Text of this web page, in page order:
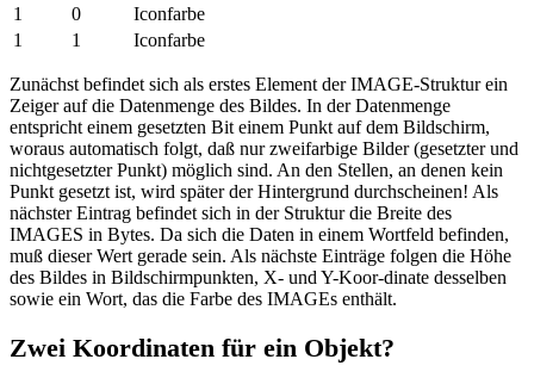
1
0
Iconfarbe
1
1 Iconfarbe
Zunächst befindet sich als erstes Element der IMAGE-Struktur ein
Zeiger auf die Datenmenge des Bildes. In der Datenmenge
entspricht einem gesetzten Bit einem Punkt auf dem Bildschirm,
woraus automatisch folgt, daß nur zweifarbige Bilder (gesetzter und
nichtgesetzter Punkt) möglich sind. An den Stellen, an denen kein
Punkt gesetzt ist, wird später der Hintergrund durchscheinen! Als
nächster Eintrag befindet sich in der Struktur die Breite des
IMAGES in Bytes. Da sich die Daten in einem Wortfeld befinden,
muß dieser Wert gerade sein. Als nächste Einträge folgen die Höhe
des Bildes in Bildschirmpunkten, X- und Y-Koor-dinate desselben
sowie ein Wort, das die Farbe des IMAGEs enthält.
Zwei Koordinaten für ein Objekt?